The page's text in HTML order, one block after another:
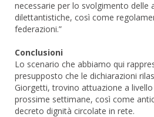
necessarie per lo svolgimento delle
dilettantistiche, così come
federazioni.”
Conclusioni
Lo scenario che abbiamo qui
presupposto che le dichiarazioni
Giorgetti, trovino attuazione a
prossime settimane, così come
decreto dignità circolate in rete.